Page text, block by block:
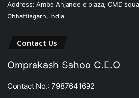
Address: Ambe Anjanee e plaza, CMD
Chhattisgarh, India
Contact Us
Omprakash Sahoo C.E.O
Contact No.: 7987641692